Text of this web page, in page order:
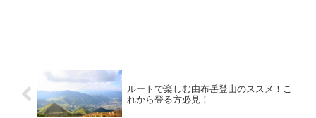
ルートで楽しむ由布岳登山のススメ！こ
れから登る方必見！